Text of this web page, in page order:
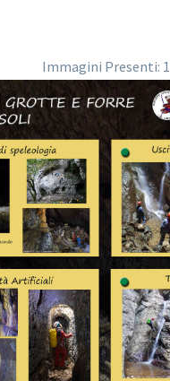
Immagini Presenti: 1